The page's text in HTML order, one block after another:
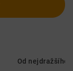
Od nejdražšího